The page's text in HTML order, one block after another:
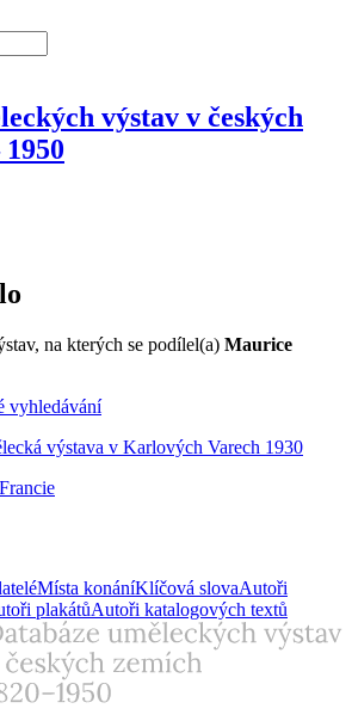
výstav v českých
na kterých se podílel(a) Maurice
vyhledávání
výstava v Karlových Varech 1930
Místa konáníKlíčová slovaAutoři
plakátůAutoři katalogových textů